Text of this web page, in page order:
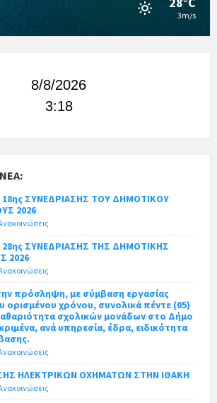
3m/s
8/8/2026
3:18
ΣΥΝΕΔΡΙΑΣΗΣ ΤΟΥ ΔΗΜΟΤΙΚΟΥ
2026
ΣΥΝΕΔΡΙΑΣΗΣ ΤΗΣ ΔΗΜΟΤΙΚΗΣ
2026
πρόσληψη, με σύμβαση εργασίας
ορισμένου χρόνου, συνολικά πέντε (05)
σχολικών μονάδων στο Δήμο
ανά υπηρεσία, έδρα, ειδικότητα
ΗΛΕΚΤΡΙΚΩΝ ΟΧΗΜΑΤΩΝ ΣΤΗΝ ΙΘΑΚΗ